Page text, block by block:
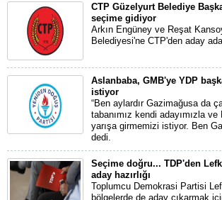
CTP Güzelyurt Belediye
seçime gidiyor
Arkın Engüney ve Reşat
Belediyesi'ne CTP'den aday
Aslanbaba, GMB'ye YDP
istiyor
“Ben aylardır Gazimağusa da
tabanımız kendi adayımızla
yarışa girmemizi istiyor. Ben
dedi.
Seçime doğru... TDP'den
aday hazırlığı
Toplumcu Demokrasi Partisi
bölgelerde de aday çıkarmak